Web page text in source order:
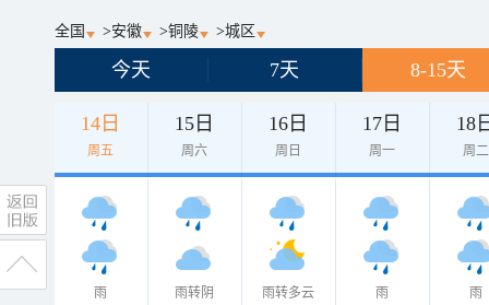
全国 >安徽 >铜陵 >城区
今天 7天 8-15天
14日
周五
15日
周六
16日
周日
17日
周一
18
周二
雨 雨转阴 雨转多云 雨 雨